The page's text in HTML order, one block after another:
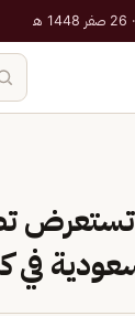
تستعرض
في